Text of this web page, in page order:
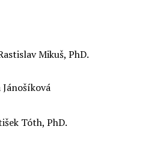
Mikuš, PhD.
Tóth, PhD.